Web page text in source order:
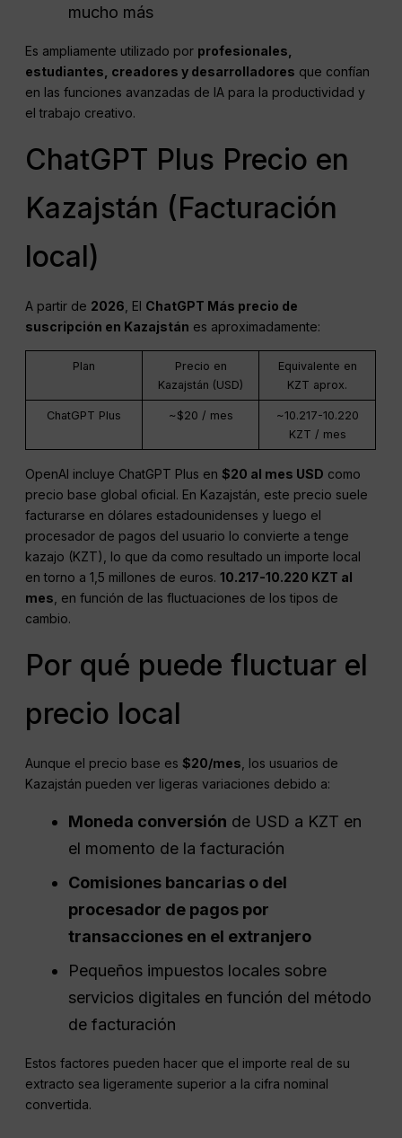
mucho más
Es ampliamente utilizado por profesionales,
estudiantes, creadores y desarrolladores que confían
en las funciones avanzadas de IA para la productividad y
el trabajo creativo.
ChatGPT Plus Precio en
Kazajstán (Facturación
local)
A partir de 2026 , El ChatGPT Más precio de
suscripción en Kazajstán es aproximadamente:
Plan
Precio en
Kazajstán (USD)
Equivalente en
KZT aprox.
ChatGPT Plus ~$20 / mes
~10.217-10.220
KZT / mes
OpenAI incluye ChatGPT Plus en$20 al mes USD como
precio base global oficial. En Kazajstán, este precio suele
facturarse en dólares estadounidenses y luego el
procesador de pagos del usuario lo convierte a tenge
kazajo (KZT), lo que da como resultado un importe local
en torno a 1,5 millones de euros.10.217-10.220 KZT al
mes , en función de las fluctuaciones de los tipos de
cambio.
Por qué puede fluctuar el
precio local
Aunque el precio base es$20/mes , los usuarios de
Kazajstán pueden ver ligeras variaciones debido a:
Moneda conversión de USD a KZT en
el momento de la facturación
Comisiones bancarias o del
procesador de pagos por
transacciones en el extranjero
Pequeños impuestos locales sobre
servicios digitales en función del método
de facturación
Estos factores pueden hacer que el importe real de su
extracto sea ligeramente superior a la cifra nominal
convertida.